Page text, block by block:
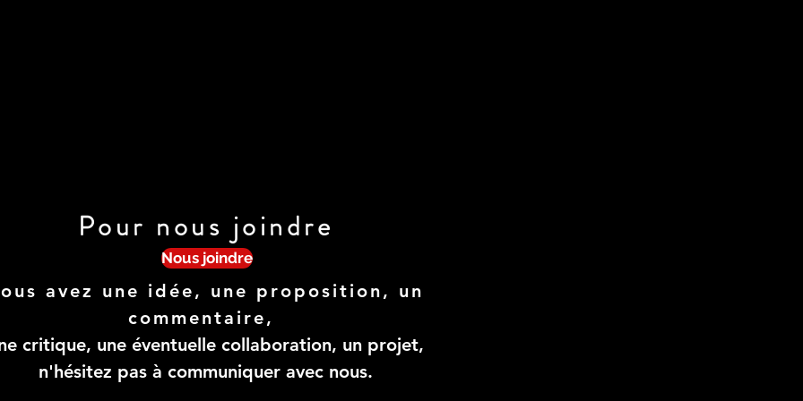
Pour nous joindre
Nous joindre
avez une idée, une proposition, un
commentaire,
critique, une éventuelle collaboration, un projet,
n'hésitez pas à communiquer avec nous.